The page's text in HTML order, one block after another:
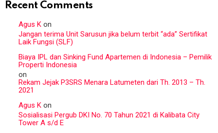
Recent Comments
Agus K on
Jangan terima Unit Sarusun jika belum terbit “ada” Sertifikat
Laik Fungsi (SLF)
Biaya IPL dan Sinking Fund Apartemen di Indonesia – Pemilik
Properti Indonesia
on
Rekam Jejak P3SRS Menara Latumeten dari Th. 2013 – Th.
2021
Agus K on
Sosialisasi Pergub DKI No. 70 Tahun 2021 di Kalibata City
Tower A s/d E